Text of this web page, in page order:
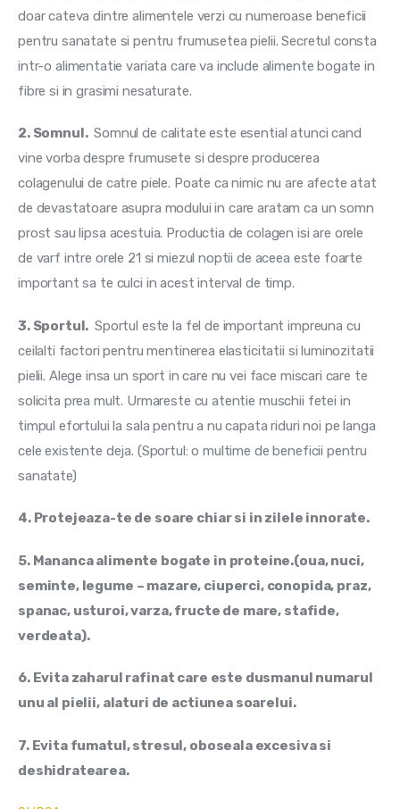
doar cateva dintre alimentele verzi cu numeroase beneficii
pentru sanatate si pentru frumusetea pielii. Secretul consta
intr-o alimentatie variata care va include alimente bogate in
fibre si in grasimi nesaturate.
2. Somnul. Somnul de calitate este esential atunci cand
vine vorba despre frumusete si despre producerea
colagenului de catre piele. Poate ca nimic nu are afecte atat
de devastatoare asupra modului in care aratam ca un somn
prost sau lipsa acestuia. Productia de colagen isi are orele
de varf intre orele 21 si miezul noptii de aceea este foarte
important sa te culci in acest interval de timp.
3. Sportul. Sportul este la fel de important impreuna cu
ceilalti factori pentru mentinerea elasticitatii si luminozitatii
pielii. Alege insa un sport in care nu vei face miscari care te
solicita prea mult. Urmareste cu atentie muschii fetei in
timpul efortului la sala pentru a nu capata riduri noi pe langa
cele existente deja. (Sportul: o multime de beneficii pentru
sanatate)
4. Protejeaza-te de soare chiar si in zilele innorate.
5. Mananca alimente bogate in proteine.(oua, nuci,
seminte, legume – mazare, ciuperci, conopida, praz,
spanac, usturoi, varza, fructe de mare, stafide,
verdeata).
6. Evita zaharul rafinat care este dusmanul numarul
unu al pielii, alaturi de actiunea soarelui.
7. Evita fumatul, stresul, oboseala excesiva si
deshidratearea.